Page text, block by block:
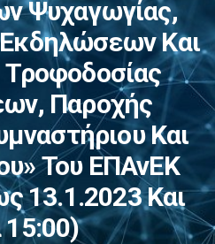
Ψυχαγωγίας,
Και
Παροχής
Και
Του ΕΠΑνΕΚ
13.1.2023 Και